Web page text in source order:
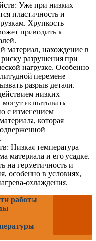
Уже при низких
пластичность и
Хрупкость
приводить к
материал, нахождение в
риску разрушения при
нагрузке. Особенно
перемене
разрыв детали.
низких
могут испытывать
с изменением
которая
Низкая температура
материала и его усадке.
на герметичность и
особенно в условиях,
охлаждения.
работы